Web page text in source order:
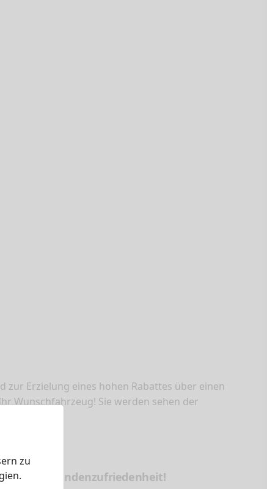
zu
Erzielung eines hohen Rabattes über einen
Wunschfahrzeug! Sie werden sehen der
hohe Kundenzufriedenheit!